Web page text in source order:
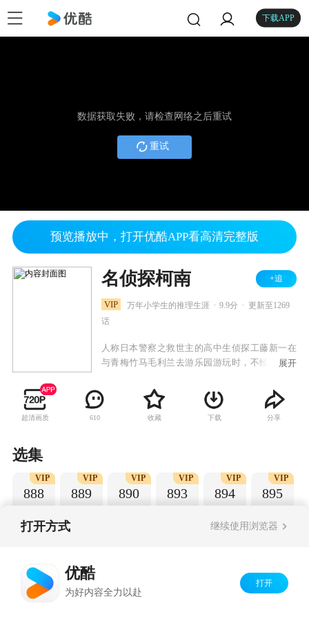
下载APP
数据获取失败，请检查网络之后重试
重试
预览播放中，打开优酷APP看高清完整版
名侦探柯南 +追
VIP 万年小学生的推理生涯 9.9分
更新至1269
话
人称日本警察之救世主的高中生侦探工藤新一在
与青梅竹马毛利兰去游乐园游玩时，不经意中发
踪，并目睹了黑衣人正在进行可疑交易。不料，
却被另一名黑衣人在背后击晕，被强行灌下一种
名为APTX-4869的毒药，致使身体变小。为了在
为“江户川柯南”，并寄住在毛利兰的家中。作为
侦探，柯南实在看不下去毛利小五郎经常做的一
展开
超清画质 610 收藏 下载 分享
选集
888
VIP
889
VIP
890
VIP
893
VIP
894
VIP
895
VIP
打开方式 继续使用浏览器
优酷
为好内容全力以赴
打开